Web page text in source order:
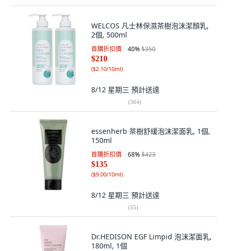
WELCOS 凡士林保濕茶樹泡沫潔顏乳,
2個, 500ml
首購折扣價 40%$350
$210
($2.10/10ml)
8/12 星期三 預計送達
(364)
essenherb 茶樹舒緩泡沫潔面乳, 1個,
150ml
首購折扣價 68%$423
$135
($9.00/10ml)
8/12 星期三 預計送達
(55)
Dr.HEDISON EGF Limpid 泡沫潔面乳,
180ml, 1個